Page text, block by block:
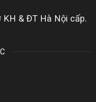
KH & ĐT Hà Nội cấp.